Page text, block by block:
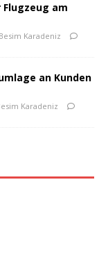
am
Besim Karadeniz
an Kunden
Karadeniz